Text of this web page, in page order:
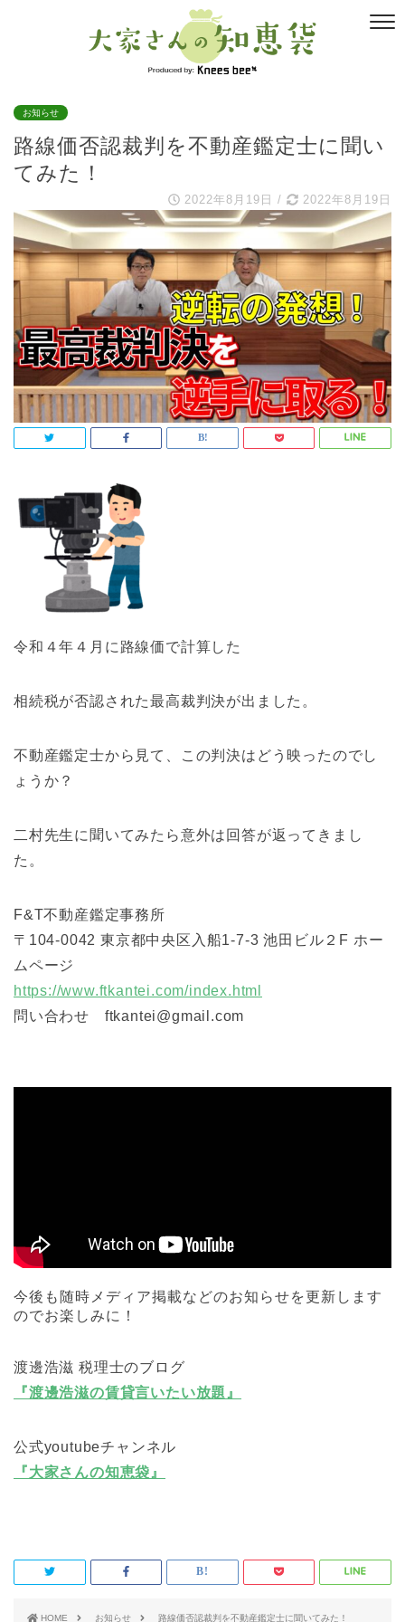
お知らせ
路線価否認裁判を不動産鑑定士に聞い
てみた！
2022年8月19日 / 2022年8月19日
令和４年４月に路線価で計算した
相続税が否認された最高裁判決が出ました。
不動産鑑定士から見て、この判決はどう映ったのでし
ょうか？
二村先生に聞いてみたら意外は回答が返ってきまし
た。
F&T不動産鑑定事務所
〒104-0042 東京都中央区入船1-7-3 池田ビル２F ホー
ムページ
https://www.ftkantei.com/index.html
問い合わせ ftkantei@gmail.com
今後も随時メディア掲載などのお知らせを更新します
のでお楽しみに！
渡邊浩滋 税理士のブログ
『渡邊浩滋の賃貸言いたい放題』
公式youtubeチャンネル
『大家さんの知恵袋』
HOME お知らせ 路線価否認裁判を不動産鑑定士に聞いてみた！